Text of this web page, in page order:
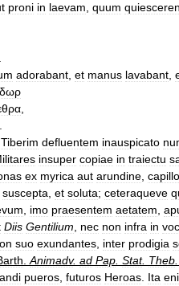
proni in laevam quum
adorabant et manus lavabant
Tiberim defluentem inauspicato
insuper copiae in traiectu
ex myrica aut arundine
suscepta et soluta; ceteraqueve
imo praesentem aetatem
Diis Gentilium nec non infra in
suo exundantes inter prodigia
Animadv. ad Pap Stat. Theb
pueros futuros Heroas Ita